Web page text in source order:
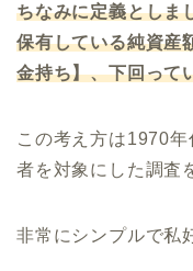
ちなみに定義としま
保有している純資産
金持ち】、下回って
この考え方は1970
者を対象にした調査
非常にシンプルで私